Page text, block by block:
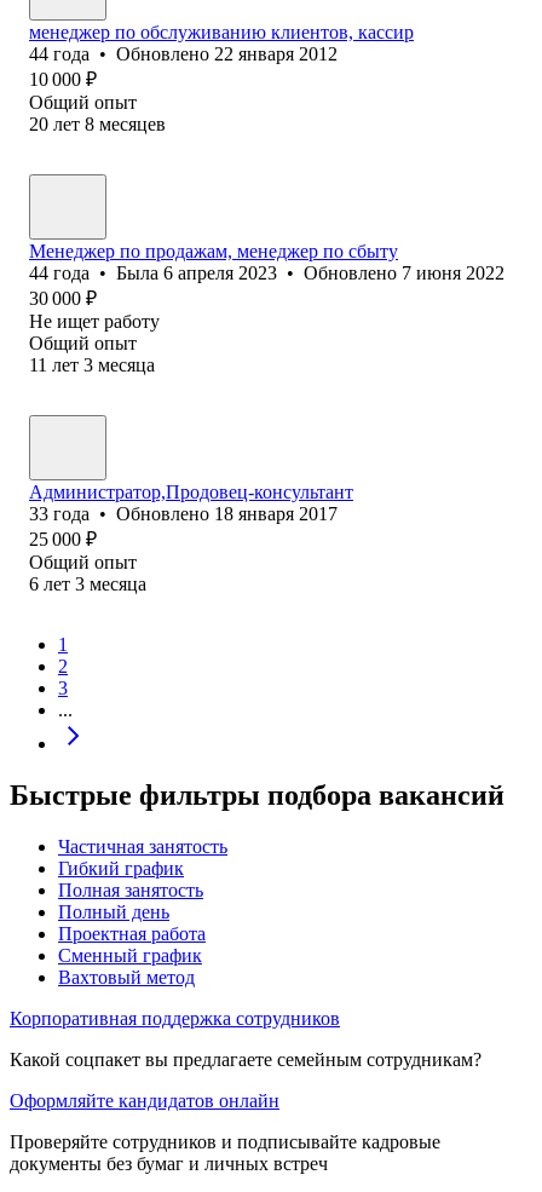
менеджер по обслуживанию клиентов, кассир
44 года • Обновлено 22 января 2012
10 000 ₽
Общий опыт
20 лет 8 месяцев
Менеджер по продажам, менеджер по сбыту
44 года • Была 6 апреля 2023 • Обновлено 7 июня 2022
30 000 ₽
Не ищет работу
Общий опыт
11 лет 3 месяца
Администратор,Продовец-консультант
33 года • Обновлено 18 января 2017
25 000 ₽
Общий опыт
6 лет 3 месяца
1
2
3
...
Быстрые фильтры подбора вакансий
Частичная занятость
Гибкий график
Полная занятость
Полный день
Проектная работа
Сменный график
Вахтовый метод
Корпоративная поддержка сотрудников
Какой соцпакет вы предлагаете семейным сотрудникам?
Оформляйте кандидатов онлайн
Проверяйте сотрудников и подписывайте кадровые
документы без бумаг и личных встреч